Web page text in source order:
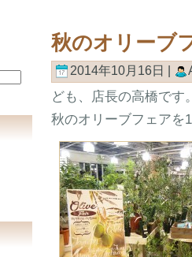
秋のオリーブ
2014年10月16日 |
ども、店長の高橋です
秋のオリーブフェアを